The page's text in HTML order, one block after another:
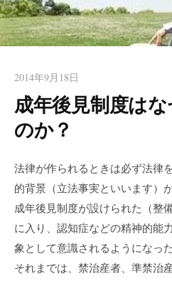
2014年9月18日
成年後見制度は
のか？
法律が作られるときは必ず法律
的背景（立法事実といいます）
成年後見制度が設けられた（整
に入り、認知症などの精神的能
象として意識されるようになっ
それまでは、禁治産者、準禁治